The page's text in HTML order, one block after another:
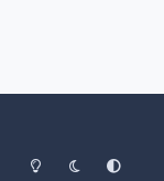
Heller ModusDunkler Modus